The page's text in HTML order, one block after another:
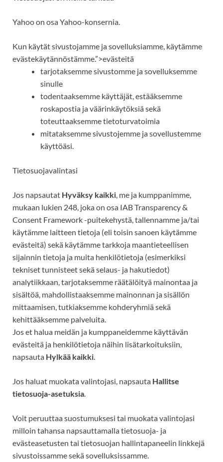
Yahoo on osaYahoo-konsernia.
Kun käytät sivustojamme ja sovelluksiamme, käytämme
evästekäytännöstämme.”>evästeitä
tarjotaksemme sivustomme ja sovelluksemme
sinulle
todentaaksemme käyttäjät, estääksemme
roskapostia ja väärinkäytöksiä sekä
toteuttaaksemme tietoturvatoimia
mitataksemmesivustojemme ja sovellustemme
käyttöäsi.
Tietosuojavalintasi
Jos napsautat Hyväksy kaikki, me ja kumppanimme,
mukaan lukien 248, joka on osa IAB Transparency &
Consent Framework -puitekehystä, tallennamme ja/tai
käytämme laitteen tietoja (eli toisin sanoen käytämme
evästeitä) sekä käytämme tarkkoja maantieteellisen
sijainnin tietoja ja muita henkilötietoja (esimerkiksi
tekniset tunnisteetsekä selaus- ja hakutiedot)
analytiikkaan, tarjotaksemme räätälöityä mainontaa ja
sisältöä, mahdollistaaksemme mainonnan ja sisällön
mittaamisen, tutkiaksemme kohderyhmiä sekä
kehittääksemme palveluita.
Jos et halua meidän ja kumppaneidemme käyttävän
evästeitä ja henkilötietoja näihin lisätarkoituksiin,
napsauta Hylkää kaikki.
Jos haluat muokata valintojasi, napsauta Hallitse
tietosuoja-asetuksia.
Voit peruuttaa suostumuksesi tai muokata valintojasi
milloin tahansa napsauttamalla tietosuoja- ja
evästeasetusten tai tietosuojan hallintapaneelin linkkejä
sivustoissamme sekä sovelluksissamme.